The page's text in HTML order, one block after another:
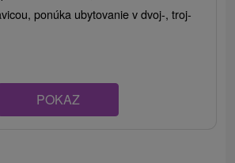
ponúka ubytovanie v dvoj-, troj-
POKAZ